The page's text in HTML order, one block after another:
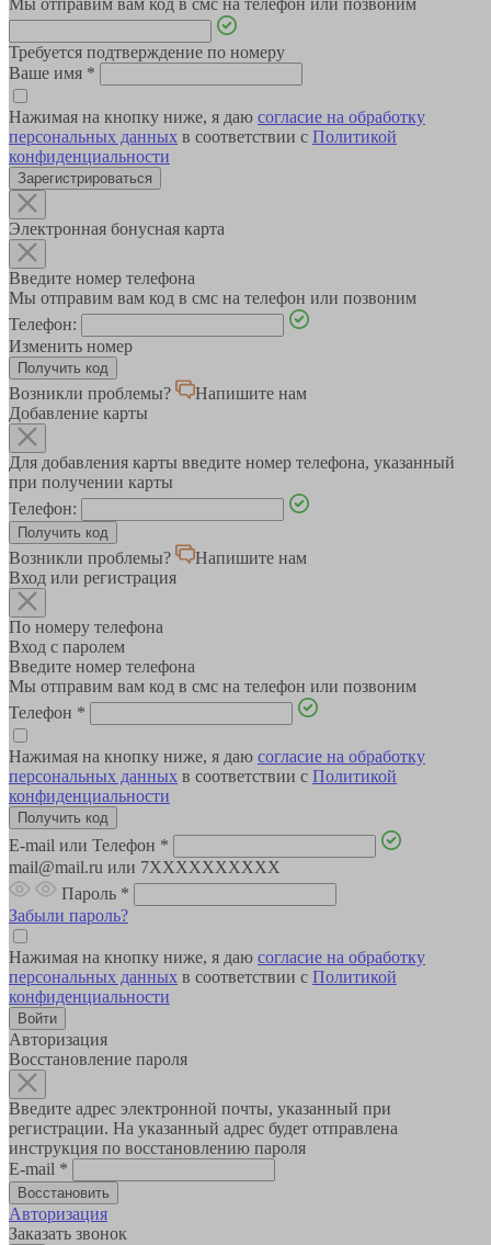
Мы отправим вам код в смс на телефон или позвоним
Требуется подтверждение по номеру
Ваше имя *
Нажимая на кнопку ниже, я даю согласие на обработку
персональных данных в соответствии с Политикой
конфиденциальности
Зарегистрироваться
Электронная бонусная карта
Введите номер телефона
Мы отправим вам код в смс на телефон или позвоним
Телефон:
Изменить номер
Возникли проблемы?
Напишите нам
Добавление карты
Для добавления карты введите номер телефона, указанный
при получении карты
Телефон:
Возникли проблемы?
Напишите нам
Вход или регистрация
По номеру телефона
Вход с паролем
Введите номер телефона
Мы отправим вам код в смс на телефон или позвоним
Телефон *
Нажимая на кнопку ниже, я даю согласие на обработку
персональных данных в соответствии с Политикой
конфиденциальности
E-mail или Телефон *
mail@mail.ru или 7XXXXXXXXXX
Пароль *
Забыли пароль?
Нажимая на кнопку ниже, я даю согласие на обработку
персональных данных в соответствии с Политикой
конфиденциальности
Авторизация
Восстановление пароля
Введите адрес электронной почты, указанный при
регистрации. На указанный адрес будет отправлена
инструкция по восстановлению пароля
E-mail *
Авторизация
Заказать звонок